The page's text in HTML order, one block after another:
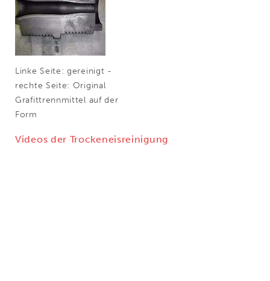
Linke Seite: gereinigt -
rechte Seite: Original
Grafittrennmittel auf der
Form
Videos der Trockeneisreinigung